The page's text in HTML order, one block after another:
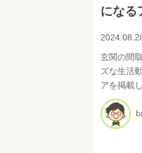
になる
玄関の間
ズな生活
アを掲載